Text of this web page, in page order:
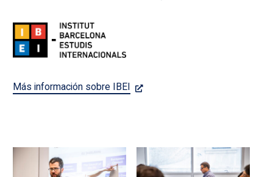
Más información sobre IBEI